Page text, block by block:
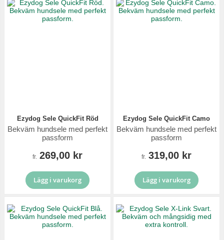
Ezydog Sele QuickFit Röd
Bekväm hundsele med perfekt
passform
fr. 269,00 kr
Lägg i varukorg
Ezydog Sele QuickFit Camo
Bekväm hundsele med perfekt
passform
fr. 319,00 kr
Lägg i varukorg